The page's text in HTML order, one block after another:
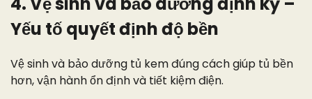
Yếu tố quyết định độ bền
Vệ sinh và bảo dưỡng tủ kem đúng cách giúp tủ bền
hơn, vận hành ổn định và tiết kiệm điện.